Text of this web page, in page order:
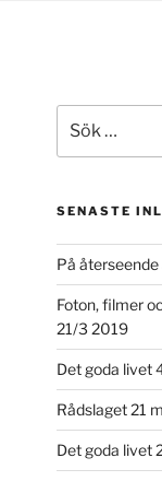
efter:
SENASTE
På
Foton, filmer
21/3 2019
Det goda livet
Rådslaget 21
Det goda livet